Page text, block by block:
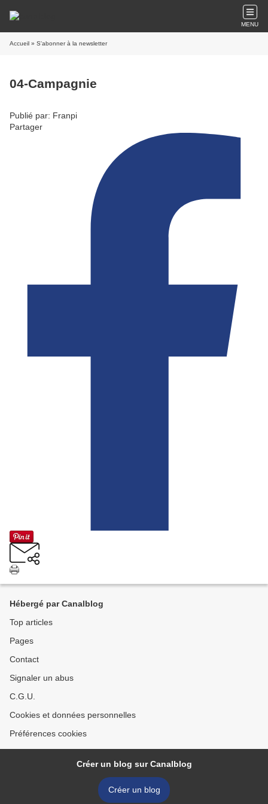
MENU
Accueil » S'abonner à la newsletter
04-Campagnie
Publié par: Franpi
Partager
Hébergé par Canalblog
Top articles
Pages
Contact
Signaler un abus
C.G.U.
Cookies et données personnelles
Préférences cookies
Créer un blog sur Canalblog
Créer un blog